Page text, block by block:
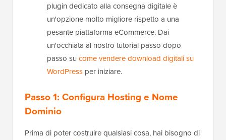
plugin dedicato alla consegna digitale è
un'opzione molto migliore rispetto a una
pesante piattaforma eCommerce. Dai
un'occhiata al nostro tutorial passo dopo
passo su come vendere download digitali su
WordPress per iniziare.
Passo 1: Configura Hosting e Nome
Dominio
Prima di poter costruire qualsiasi cosa, hai bisogno di